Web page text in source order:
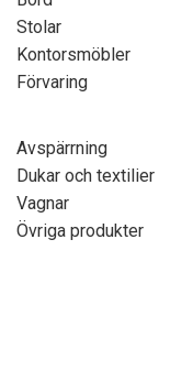
Stolar
Kontorsmöbler
Förvaring
Avspärrning
Dukar och textilier
Vagnar
Övriga produkter